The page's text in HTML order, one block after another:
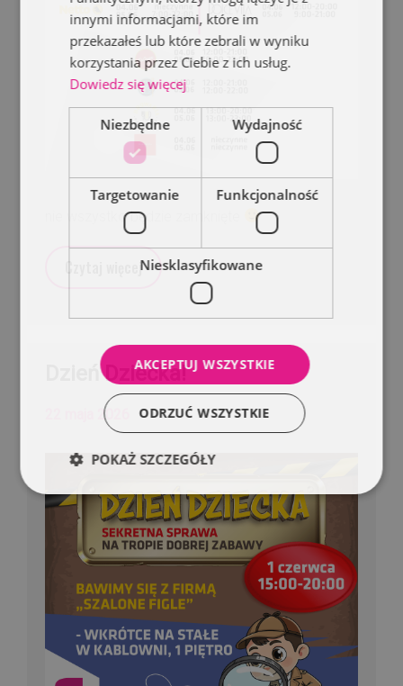
nie wszystko będzie zamknięte
Czytaj więcej
Dzień Dziecka!
22 maja 2026
innymi informacjami, które im
przekazałeś lub które zebrali w wyniku
korzystania przez Ciebie z ich usług.
Dowiedz się więcej
Niezbędne Wydajność
Targetowanie Funkcjonalność
Niesklasyfikowane
AKCEPTUJ WSZYSTKIE
ODRZUĆ WSZYSTKIE
POKAŻ SZCZEGÓŁY